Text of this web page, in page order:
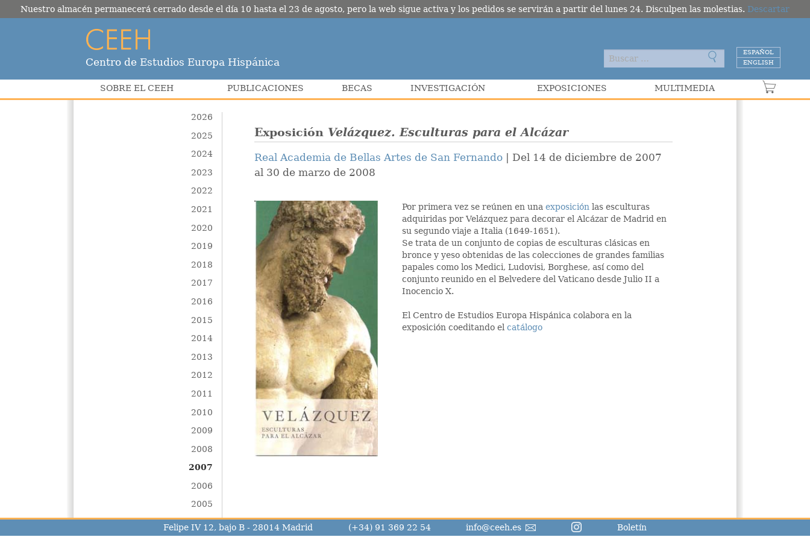
Centro de Estudios Europa Hispánica
ESPAÑOL
ENGLISH
SOBRE EL CEEH PUBLICACIONES BECAS INVESTIGACIÓN EXPOSICIONES MULTIMEDIA
2026
2025
2024
2023
2022
2021
2020
2019
2018
2017
2016
2015
2014
2013
2012
2011
2010
2009
2008
2007
2006
2005
Exposición Velázquez. Esculturas para el Alcázar
Real Academia de Bellas Artes de San Fernando
Del 14 de diciembre de 2007
al 30 de marzo de 2008
Por primera vez se reúnen en una exposición las esculturas
adquiridas por Velázquez para decorar el Alcázar de Madrid en
su segundo viaje a Italia (1649-1651).
Se trata de un conjunto de copias de esculturas clásicas en
bronce y yeso obtenidas de las colecciones de grandes familias
papales como los Medici, Ludovisi, Borghese, así como del
conjunto reunido en el Belvedere del Vaticano desde Julio II a
Inocencio X.
El Centro de Estudios Europa Hispánica colabora en la
exposición coeditando el catálogo
Felipe IV 12, bajo B - 28014 Madrid (+34) 91 369 22 54 info@ceeh.es Boletín
Nuestro almacén permanecerá cerrado desde el día 10 hasta el 23 de agosto, pero la web sigue activa y los pedidos se servirán a partir del lunes 24. Disculpen las molestias. Descartar